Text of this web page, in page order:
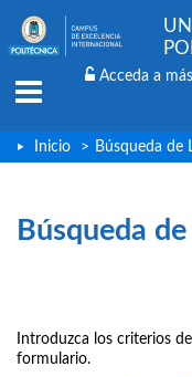
Acceda a más
Inicio > Búsqueda de
Búsqueda
Introduzca los criterios
formulario.